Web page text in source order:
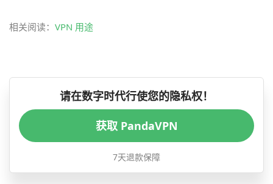
相关阅读： VPN 用途
请在数字时代行使您的隐私权！
获取 PandaVPN
7天退款保障